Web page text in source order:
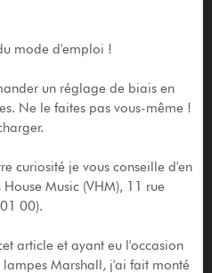
mode d'emploi !
un réglage de biais en
Ne le faites pas vous-même !
curiosité je vous conseille d'en
Music (VHM), 11 rue
00).
article et ayant eu l'occasion
Marshall, j'ai fait monté